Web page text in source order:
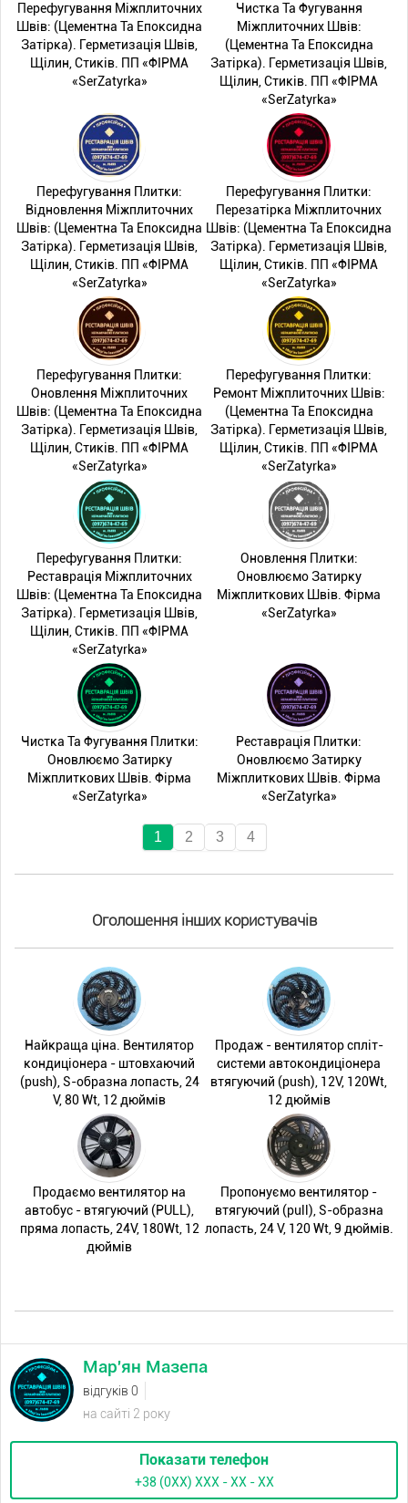
Перефугування Міжплиточних
Швів: (Цементна Та Епоксидна
Затірка). Герметизація Швів,
Щілин, Стиків. ПП «ФІРМА
«SerZatyrka»
Чистка Та Фугування
Міжплиточних Швів:
(Цементна Та Епоксидна
Затірка). Герметизація Швів,
Щілин, Стиків. ПП «ФІРМА
«SerZatyrka»
Перефугування Плитки:
Відновлення Міжплиточних
Швів: (Цементна Та Епоксидна
Затірка). Герметизація Швів,
Щілин, Стиків. ПП «ФІРМА
«SerZatyrka»
Перефугування Плитки:
Перезатірка Міжплиточних
Швів: (Цементна Та Епоксидна
Затірка). Герметизація Швів,
Щілин, Стиків. ПП «ФІРМА
«SerZatyrka»
Перефугування Плитки:
Оновлення Міжплиточних
Швів: (Цементна Та Епоксидна
Затірка). Герметизація Швів,
Щілин, Стиків. ПП «ФІРМА
«SerZatyrka»
Перефугування Плитки:
Ремонт Міжплиточних Швів:
(Цементна Та Епоксидна
Затірка). Герметизація Швів,
Щілин, Стиків. ПП «ФІРМА
«SerZatyrka»
Перефугування Плитки:
Реставрація Міжплиточних
Швів: (Цементна Та Епоксидна
Затірка). Герметизація Швів,
Щілин, Стиків. ПП «ФІРМА
«SerZatyrka»
Оновлення Плитки:
Оновлюємо Затирку
Міжплиткових Швів. Фірма
«SerZatyrka»
Чистка Та Фугування Плитки:
Оновлюємо Затирку
Міжплиткових Швів. Фірма
«SerZatyrka»
Реставрація Плитки:
Оновлюємо Затирку
Міжплиткових Швів. Фірма
«SerZatyrka»
1 2 3 4
Оголошення інших користувачів
Найкраща ціна. Вентилятор
кондиціонера - штовхаючий
(push), S-образна лопасть, 24
V, 80 Wt, 12 дюймів
Продаж - вентилятор спліт-
системи автокондиціонера
втягуючий (push), 12V, 120Wt,
12 дюймів
Продаємо вентилятор на
автобус - втягуючий (PULL),
пряма лопасть, 24V, 180Wt, 12
дюймів
Пропонуємо вентилятор -
втягуючий (pull), S-образна
лопасть, 24 V, 120 Wt, 9 дюймів.
Мар'ян Мазепа
відгуків 0
на сайті 2 року
Показати телефон
+38 (0XX) ХХХ - ХХ - ХХ